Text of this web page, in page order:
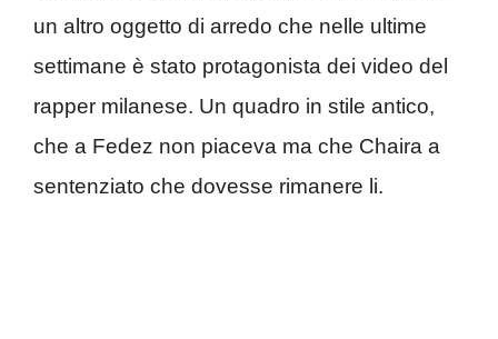
un altro oggetto di arredo che nelle ultime
settimane è stato protagonista dei video del
rapper milanese. Un quadro in stile antico,
che a Fedez non piaceva ma che Chaira a
sentenziato che dovesse rimanere li.